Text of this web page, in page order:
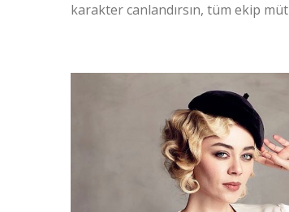
karakter canlandırsın, tüm ekip